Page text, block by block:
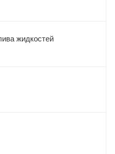
жидкостей